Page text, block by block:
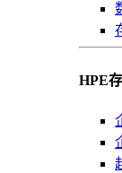
HPE